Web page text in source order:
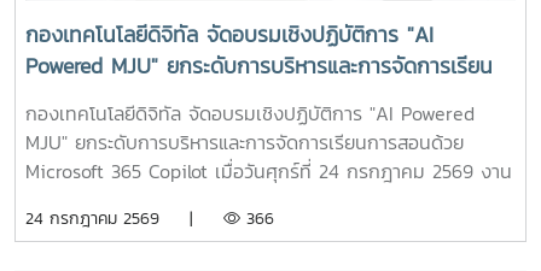
กองเทคโนโลยีดิจิทัล จัดอบรมเชิงปฏิบัติการ "AI
Powered MJU" ยกระดับการบริหารและการจัดการเรียน
การสอนด้วย Microsoft 365 Copilot
กองเทคโนโลยีดิจิทัล จัดอบรมเชิงปฏิบัติการ "AI Powered
MJU" ยกระดับการบริหารและการจัดการเรียนการสอนด้วย
Microsoft 365 Copilot เมื่อวันศุกร์ที่ 24 กรกฎาคม 2569 งาน
ดิจิทัล มหาวิทยาลัยแม่โจ้ จัดโครงการอบรมเชิงปฏิบัติการ "AI
24 กรกฎาคม 2569 | 366